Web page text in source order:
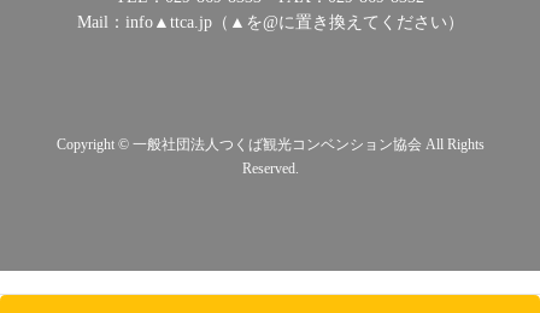
Mail：info▲ttca.jp（▲を@に置き換えてください）
Copyright © 一般社団法人つくば観光コンベンション協会 All Rights
Reserved.